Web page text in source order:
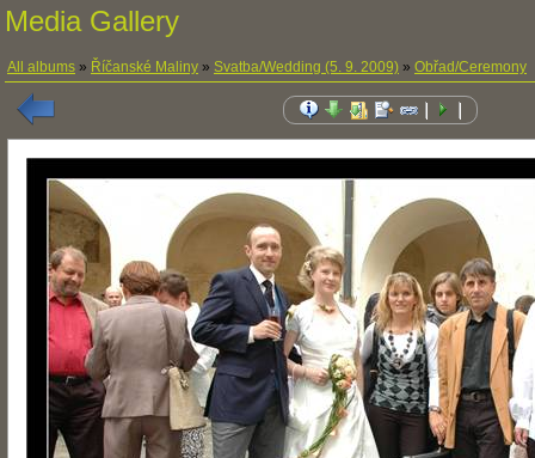
Media Gallery
All albums » Říčanské Maliny » Svatba/Wedding (5. 9. 2009) » Obřad/Ceremony